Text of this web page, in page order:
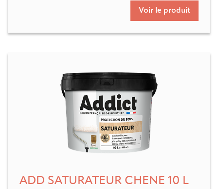
Voir le produit
ADD SATURATEUR CHENE 10 L